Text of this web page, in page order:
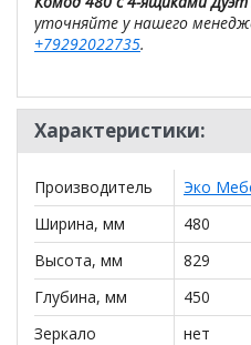
уточняйте у нашего
+79292022735.
действительны только для
могут отличаться от цен в
салонах сети!
Характеристики:
Производитель
Эко
Ширина, мм
480
Высота, мм
829
Глубина, мм
450
Зеркало
нет